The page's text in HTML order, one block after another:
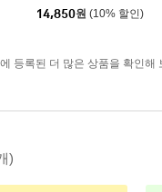
14,850원 (10% 할인)
등록된 더 많은 상품을 확인해
)